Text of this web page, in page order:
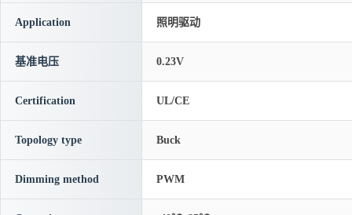
Application 照明驱动
基准电压 0.23V
Certification UL/CE
Topology type Buck
Dimming method PWM